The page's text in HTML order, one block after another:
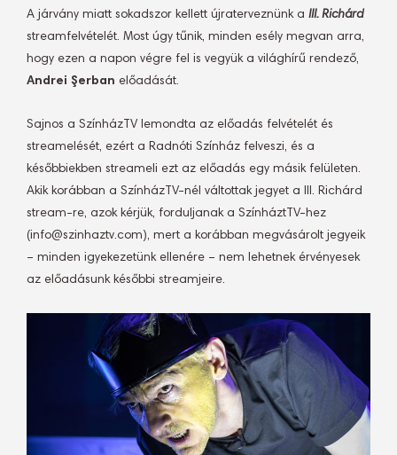
A járvány miatt sokadszor kellett újraterveznünk a III. Richárd
streamfelvételét. Most úgy tűnik, minden esély megvan arra,
hogy ezen a napon végre fel is vegyük a világhírű rendező,
Andrei Şerban előadását.
Sajnos a SzínházTV lemondta az előadás felvételét és
streamelését, ezért a Radnóti Színház felveszi, és a
későbbiekben streameli ezt az előadás egy másik felületen.
Akik korábban a SzínházTV-nél váltottak jegyet a III. Richárd
stream-re, azok kérjük, forduljanak a SzínháztTV-hez
(info@szinhaztv.com), mert a korábban megvásárolt jegyeik
– minden igyekezetünk ellenére – nem lehetnek érvényesek
az előadásunk későbbi streamjeire.